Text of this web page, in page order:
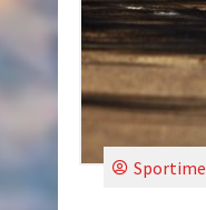
Sportime